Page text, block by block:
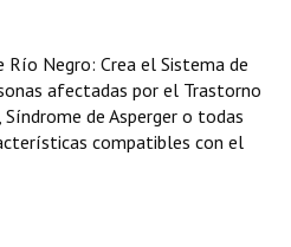
Río Negro: Crea el Sistema de
afectadas por el Trastorno
de Asperger o todas
compatibles con el